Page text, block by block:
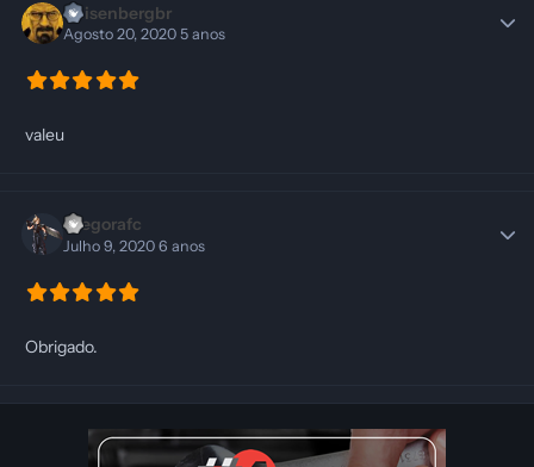
Heisenbergbr
Agosto 20, 20205 anos
valeu
Diegorafc
Julho 9, 20206 anos
Obrigado.